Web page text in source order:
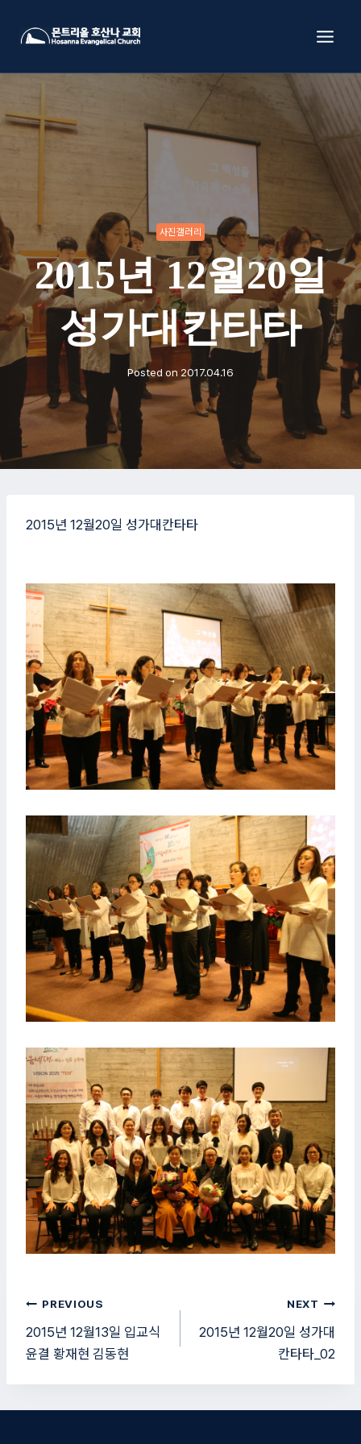
사진갤러리
2015년 12월20일
성가대칸타타
Posted on 2017.04.16
2015년 12월20일 성가대칸타타
글
탐
색
PREVIOUS
2015년 12월13일 입교식
윤결 황재현 김동현
NEXT
2015년 12월20일 성가대
칸타타_02